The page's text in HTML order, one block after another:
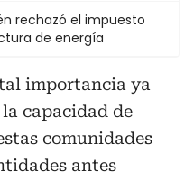
rechazó el impuesto
de energía
importancia ya
capacidad de
comunidades
antes